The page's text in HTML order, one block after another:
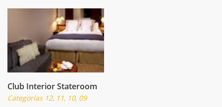
Club Interior Stateroom
Categorías 12, 11, 10, 09